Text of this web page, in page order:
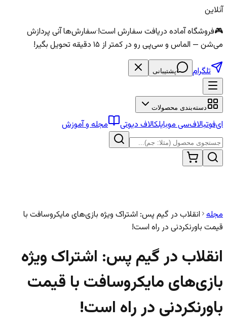
آنلاین
🎮فروشگاه آماده دریافت سفارش است!·سفارش‌ها آنی پردازش
می‌شن — الماس و سی‌پی رو در کمتر از ۱۵ دقیقه تحویل بگیر!
تلگرام پشتیبانی
دسته‌بندی محصولات
ای‌فوتبالاف‌سی موبایلکالاف دیوتی مجله و آموزش
مجله انقلاب در گیم پس: اشتراک ویژه بازی‌های مایکروسافت با
قیمت باورنکردنی در راه است!
انقلاب در گیم پس: اشتراک ویژه
بازی‌های مایکروسافت با قیمت
باورنکردنی در راه است!